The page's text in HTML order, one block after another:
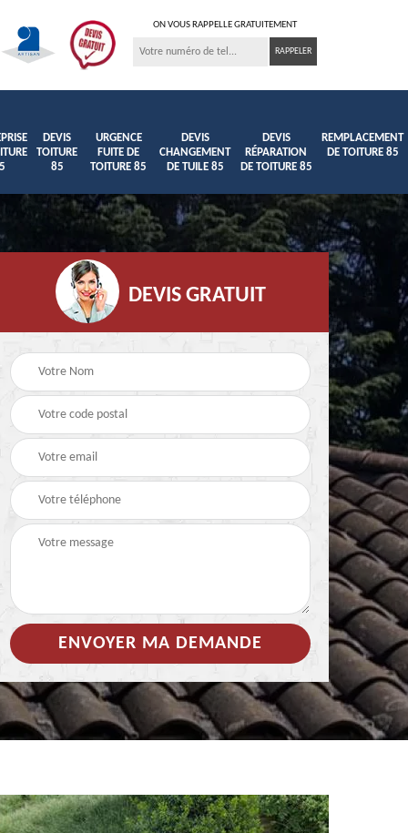
ON VOUS RAPPELLE GRATUITEMENT
DEVIS
TOITURE
85
URGENCE
FUITE DE
TOITURE 85
DEVIS
CHANGEMENT
DE TUILE 85
DEVIS
RÉPARATION
DE TOITURE 85
REMPLACEMENT
DE TOITURE 85
Hydrofuge coloré pour
toiture 85
Démoussage
nettoyage de tuile 85
DEVIS GRATUIT